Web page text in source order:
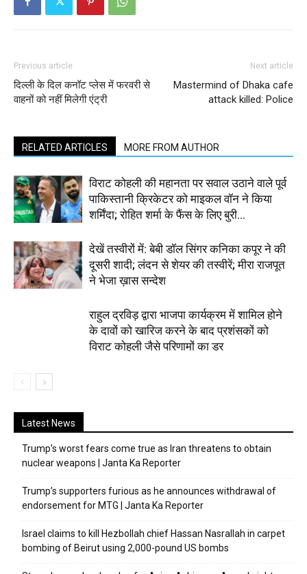
Previous article
दिल्ली के दिल कनॉट प्‍लेस में फरवरी से
वाहनों को नहीं मिलेगी एंट्री
Next article
Mastermind of Dhaka cafe
attack killed: Police
RELATED ARTICLES MORE FROM AUTHOR
विराट कोहली की महानता पर सवाल उठाने वाले पूर्व
पाकिस्तानी क्रिकेटर को माइकल वॉन ने किया
शर्मिंदा; रोहित शर्मा के फैंस के लिए बुरी...
देखें तस्वीरों में: बेबी डॉल सिंगर कनिका कपूर ने की
दूसरी शादी; लंदन से शेयर की तस्वीरें; मीरा राजपूत
ने भेजा ख़ास सन्देश
राहुल द्रविड़ द्वारा भाजपा कार्यक्रम में शामिल होने
के दावों को खारिज करने के बाद प्रशंसकों को
विराट कोहली जैसे परिणामों का डर
Latest News
Trump’s worst fears come true as Iran threatens to obtain
nuclear weapons | Janta Ka Reporter
Trump’s supporters furious as he announces withdrawal of
endorsement for MTG | Janta Ka Reporter
Israel claims to kill Hezbollah chief Hassan Nasrallah in carpet
bombing of Beirut using 2,000-pound US bombs